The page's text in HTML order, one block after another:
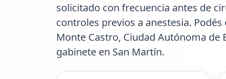
solicitado con frecuencia antes de
controles previos a anestesia.
Monte Castro, Ciudad Autónoma de
gabinete en San Martín.